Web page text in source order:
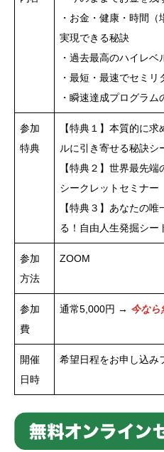
・お金・健康・時間
実現できる秘訣
・過去最高のハイレ
・最短・最速でセミ
・瞬速達成プログラム
参加
特典
【特典１】本質的に
ルに引き寄せる秘訣シ
【特典２】世界最先
シークレットセミナー
【特典３】あなたの
る！自由人生発掘シー
参加
方法
ZOOM
参加
費
通常5,000円 → 今なら
開催
日時
希望日程をお申し込み